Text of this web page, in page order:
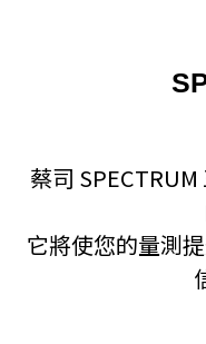
蔡司
它將使您的量測